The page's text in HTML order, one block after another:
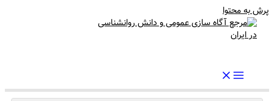
پرش به محتوا